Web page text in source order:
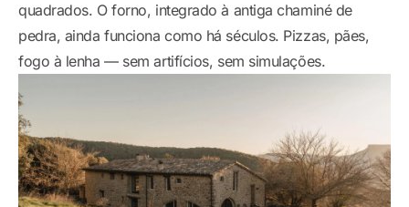
quadrados. O forno, integrado à antiga chaminé de
pedra, ainda funciona como há séculos. Pizzas, pães,
fogo à lenha — sem artifícios, sem simulações.